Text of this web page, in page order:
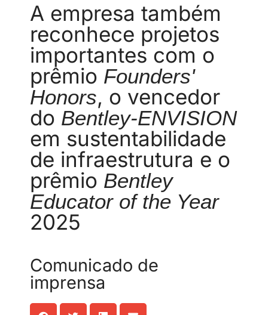
A empresa também
reconhece projetos
importantes com o
prêmio Founders'
Honors, o vencedor
do Bentley-ENVISION
em sustentabilidade
de infraestrutura e o
prêmio Bentley
Educator of the Year
2025
Comunicado de
imprensa